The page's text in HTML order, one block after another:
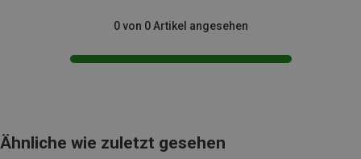
0 von 0 Artikel angesehen
Ähnliche wie zuletzt gesehen